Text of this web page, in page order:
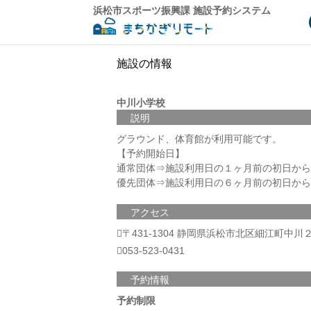
浜松市スポーツ振興課 施設予約システム
施設の情報
中川小学校
説明
グラウンド、体育館が利用可能です。
【予約開始日】
通常団体⇒施設利用日の１ヶ月前の初日から
優先団体⇒施設利用日の６ヶ月前の初日から
アクセス
〒431-1304 静岡県浜松市北区細江町中川
053-523-0431
予約情報
予約制限